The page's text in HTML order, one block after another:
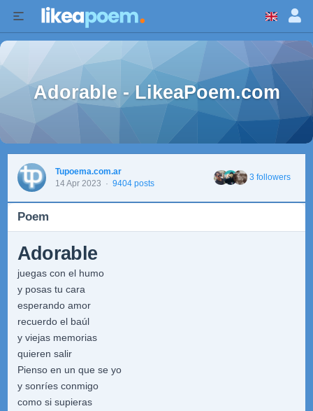
Adorable - LikeaPoem.com
Tupoema.com.ar
14 Apr 2023 · 9404 posts
3 followers
Poem
Adorable
juegas con el humo
y posas tu cara
esperando amor
recuerdo el baúl
y viejas memorias
quieren salir
Pienso en un que se yo
y sonríes conmigo
como si supieras